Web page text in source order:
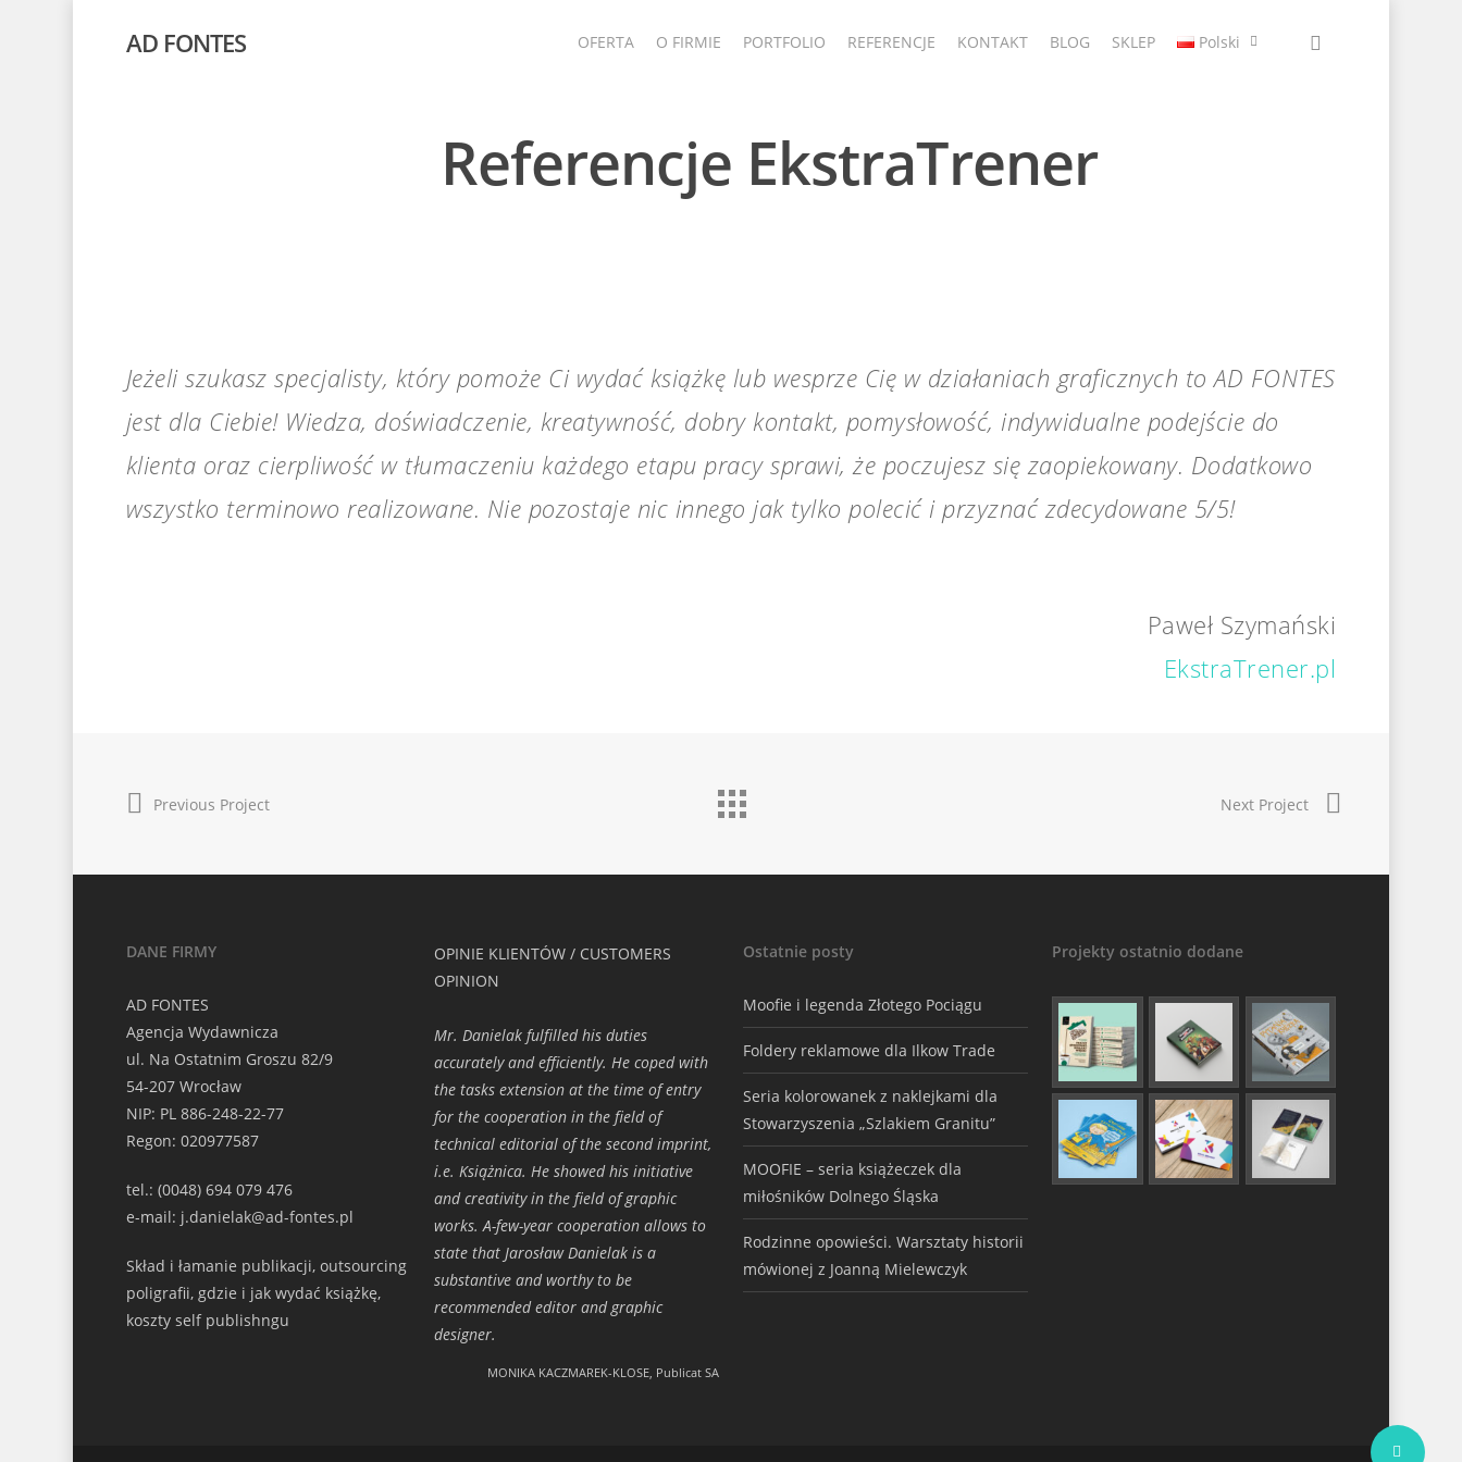
AD FONTES OFERTA O FIRMIE PORTFOLIO REFERENCJE KONTAKT BLOG SKLEP Polski
Referencje EkstraTrener
Jeżeli szukasz specjalisty, który pomoże Ci wydać książkę lub wesprze Cię w działaniach graficznych to AD FONTES
jest dla Ciebie! Wiedza, doświadczenie, kreatywność, dobry kontakt, pomysłowość, indywidualne podejście do
klienta oraz cierpliwość w tłumaczeniu każdego etapu pracy sprawi, że poczujesz się zaopiekowany. Dodatkowo
wszystko terminowo realizowane. Nie pozostaje nic innego jak tylko polecić i przyznać zdecydowane 5/5!
Paweł Szymański
EkstraTrener.pl
Previous Project Next Project
DANE FIRMY
AD FONTES
Agencja Wydawnicza
ul. Na Ostatnim Groszu 82/9
54-207 Wrocław
NIP: PL 886-248-22-77
Regon: 020977587
tel.: (0048) 694 079 476
e-mail: j.danielak@ad-fontes.pl
Skład i łamanie publikacji, outsourcing
poligrafii, gdzie i jak wydać książkę,
koszty self publishngu
OPINIE KLIENTÓW / CUSTOMERS
OPINION
Mr. Danielak fulfilled his duties
accurately and efficiently. He coped with
the tasks extension at the time of entry
for the cooperation in the field of
technical editorial of the second imprint,
i.e. Książnica. He showed his initiative
and creativity in the field of graphic
works. A-few-year cooperation allows to
state that Jarosław Danielak is a
substantive and worthy to be
recommended editor and graphic
designer.
MONIKA KACZMAREK-KLOSE, Publicat SA
Ostatnie posty
Moofie i legenda Złotego Pociągu
Foldery reklamowe dla Ilkow Trade
Seria kolorowanek z naklejkami dla
Stowarzyszenia „Szlakiem Granitu”
MOOFIE – seria książeczek dla
miłośników Dolnego Śląska
Rodzinne opowieści. Warsztaty historii
mówionej z Joanną Mielewczyk
Projekty ostatnio dodane